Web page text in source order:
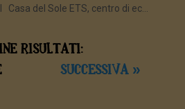
Casa del Sole ETS, centro di ec...
RISULTATI:
SUCCESSIVA »